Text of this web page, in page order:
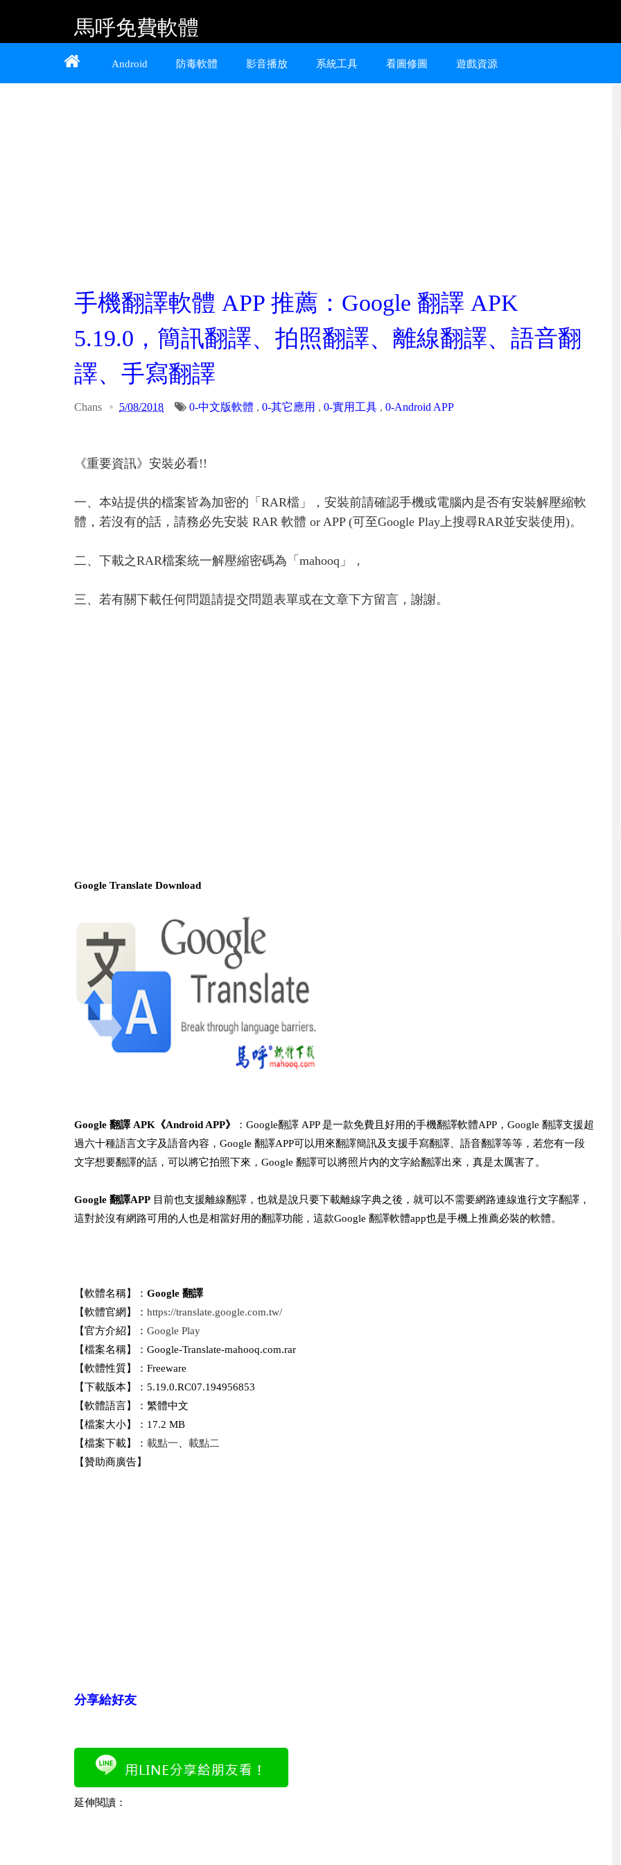
Home About Contact
馬呼免費軟體
提供 Android、iOS 好用的手機應用程式及
Android 防毒軟體 影音播放 系統工具 看圖修圖 遊戲資源
手機翻譯軟體 APP 推薦：Google 翻譯 APK
5.19.0，簡訊翻譯、拍照翻譯、離線翻譯、語音翻
譯、手寫翻譯
Chans 5/08/2018 0-中文版軟體 , 0-其它應用 , 0-實用工具 , 0-Android APP
《重要資訊》安裝必看!!
一、本站提供的檔案皆為加密的「RAR檔」，安裝前請確認手機或電腦內是否有安裝解壓縮軟
體，若沒有的話，請務必先安裝 RAR 軟體 or APP (可至Google Play上搜尋RAR並安裝使用)。
二、下載之RAR檔案統一解壓縮密碼為「mahooq」，
三、若有關下載任何問題請提交問題表單或在文章下方留言，謝謝。
Google Translate Download
Google 翻譯 APK《Android APP》
：Google翻譯 APP 是一款免費且好用的手機翻譯軟體APP，Google 翻譯支援超
過六十種語言文字及語音內容，Google 翻譯APP可以用來翻譯簡訊及支援手寫翻譯、語音翻譯等等，若您有一段
文字想要翻譯的話，可以將它拍照下來，Google 翻譯可以將照片內的文字給翻譯出來，真是太厲害了。
Google 翻譯APP 目前也支援離線翻譯，也就是說只要下載離線字典之後，就可以不需要網路連線進行文字翻譯，
這對於沒有網路可用的人也是相當好用的翻譯功能，這款Google 翻譯軟體app也是手機上推薦必裝的軟體。
【軟體名稱】： Google 翻譯
【軟體官網】： https://translate.google.com.tw/
【官方介紹】： Google Play
【檔案名稱】：Google-Translate-mahooq.com.rar
【軟體性質】：Freeware
【下載版本】：5.19.0.RC07.194956853
【軟體語言】：繁體中文
【檔案大小】：17.2 MB
【檔案下載】： 載點一、 載點二
【贊助商廣告】
分享給好友
延伸閱讀：